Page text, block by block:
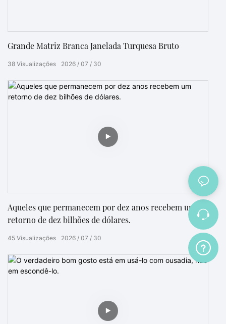
Grande Matriz Branca Janelada Turquesa Bruto
2026 07 30
38 Visualizações
Aqueles que permanecem por dez anos recebem um
retorno de dez bilhões de dólares.
2026 07 30
45 Visualizações